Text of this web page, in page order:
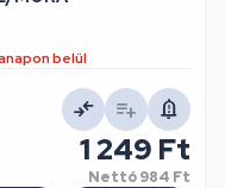
belül
1 249 Ft
Nettó984 Ft